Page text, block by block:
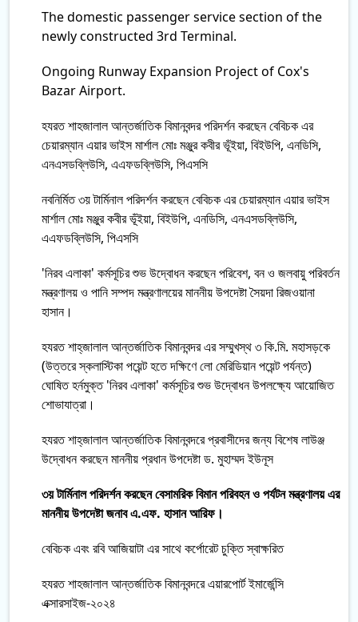
The domestic passenger service section of the
newly constructed 3rd Terminal.
Ongoing Runway Expansion Project of Cox's
Bazar Airport.
হযরত শাহজালাল আন্তর্জাতিক বিমানবন্দর পরিদর্শন করছেন বেবিচক এর
চেয়ারম্যান এয়ার ভাইস মার্শাল মোঃ মঞ্জুর কবীর ভূঁইয়া, বিইউপি, এনডিসি,
এনএসডব্লিউসি, এএফডব্লিউসি, পিএসসি
নবনির্মিত ৩য় টার্মিনাল পরিদর্শন করছেন বেবিচক এর চেয়ারম্যান এয়ার ভাইস
মার্শাল মোঃ মঞ্জুর কবীর ভূঁইয়া, বিইউপি, এনডিসি, এনএসডব্লিউসি,
এএফডব্লিউসি, পিএসসি
'নিরব এলাকা' কর্মসূচির শুভ উদ্বোধন করছেন পরিবেশ, বন ও জলবায়ু পরিবর্তন
মন্ত্রণালয় ও পানি সম্পদ মন্ত্রণালয়ের মাননীয় উপদেষ্টা সৈয়দা রিজওয়ানা
হাসান।
হযরত শাহ্‌জালাল আন্তর্জাতিক বিমানবন্দর এর সম্মুখস্থ ৩ কি.মি. মহাসড়কে
(উত্তরে স্কলাস্টিকা পয়েন্ট হতে দক্ষিণে লো মেরিডিয়ান পয়েন্ট পর্যন্ত)
ঘোষিত হর্নমুক্ত 'নিরব এলাকা' কর্মসূচির শুভ উদ্বোধন উপলক্ষ্যে আয়োজিত
শোভাযাত্রা।
হযরত শাহ্‌জালাল আন্তর্জাতিক বিমানবন্দরে প্রবাসীদের জন্য বিশেষ লাউঞ্জ
উদ্বোধন করছেন মাননীয় প্রধান উপদেষ্টা ড. মুহাম্মদ ইউনূস
৩য় টার্মিনাল পরিদর্শন করছেন বেসামরিক বিমান পরিবহন ও পর্যটন মন্ত্রণালয় এর
মাননীয় উপদেষ্টা জনাব এ.এফ. হাসান আরিফ।
বেবিচক এবং রবি আজিয়াটা এর সাথে কর্পোরেট চুক্তি স্বাক্ষরিত
হযরত শাহজালাল আন্তর্জাতিক বিমানবন্দরে এয়ারপোর্ট ইমার্জেন্সি
এক্সারসাইজ-২০২৪